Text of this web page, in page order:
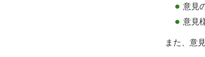
意見
意見
また、意